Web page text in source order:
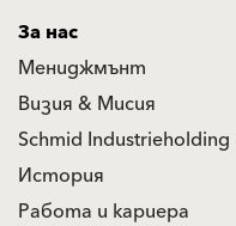
За нас
Мениджмънт
Визия & Мисия
Schmid Industrieholding
История
Работа и кариера